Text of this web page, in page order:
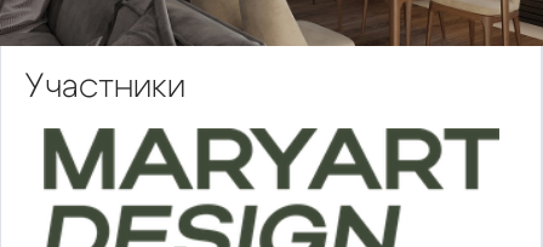
Участники